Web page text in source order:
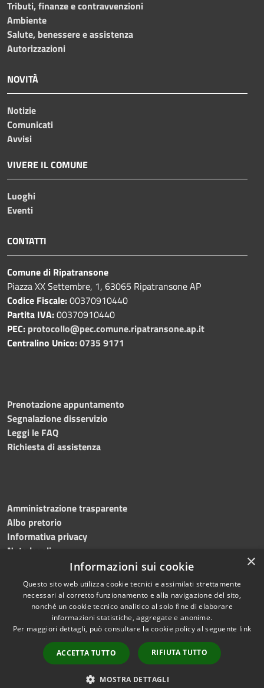
Tributi, finanze e contravvenzioni
Ambiente
Salute, benessere e assistenza
Autorizzazioni
NOVITÀ
Notizie
Comunicati
Avvisi
VIVERE IL COMUNE
Luoghi
Eventi
CONTATTI
Comune di Ripatransone
Piazza XX Settembre, 1, 63065 Ripatransone AP
Codice Fiscale:00370910440
Partita IVA:00370910440
PEC: protocollo@pec.comune.ripatransone.ap.it
Centralino Unico:0735 9171
Prenotazione appuntamento
Segnalazione disservizio
Leggi le FAQ
Richiesta di assistenza
Amministrazione trasparente
Albo pretorio
Informativa privacy
Note legali
Dichiarazione di accessibilità
Accessibilità
Copyright © 2026 • Comune di
Ripatransone • Powered by
Municipium•
Accesso
redazione
×
Informazioni sui cookie
Questo sito web utilizza cookie tecnici e assimilati strettamente
necessari al corretto funzionamento e alla navigazione del sito,
nonché un cookie tecnico analitico al solo fine di elaborare
informazioni statistiche, aggregate e anonime.
Per maggiori dettagli, può consultare la cookie policy al seguente link
ACCETTA TUTTO RIFIUTA TUTTO
MOSTRA DETTAGLI